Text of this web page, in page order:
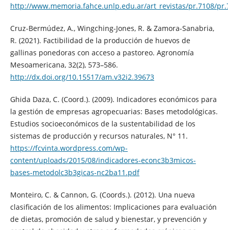
http://www.memoria.fahce.unlp.edu.ar/art_revistas/pr.7108/
Cruz-Bermúdez, A., Wingching-Jones, R. & Zamora-Sanabria,
R. (2021). Factibilidad de la producción de huevos de
gallinas ponedoras con acceso a pastoreo. Agronomía
Mesoamericana, 32(2), 573–586.
http://dx.doi.org/10.15517/am.v32i2.39673
Ghida Daza, C. (Coord.). (2009). Indicadores económicos para
la gestión de empresas agropecuarias: Bases metodológicas.
Estudios socioeconómicos de la sustentabilidad de los
sistemas de producción y recursos naturales, N° 11.
https://fcvinta.wordpress.com/wp-
content/uploads/2015/08/indicadores-econc3b3micos-
bases-metodolc3b3gicas-nc2ba11.pdf
Monteiro, C. & Cannon, G. (Coords.). (2012). Una nueva
clasificación de los alimentos: Implicaciones para evaluación
de dietas, promoción de salud y bienestar, y prevención y